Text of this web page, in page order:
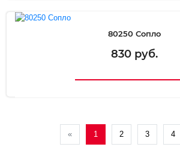
80250 Сопло
830 руб.
« 1 2 3 4